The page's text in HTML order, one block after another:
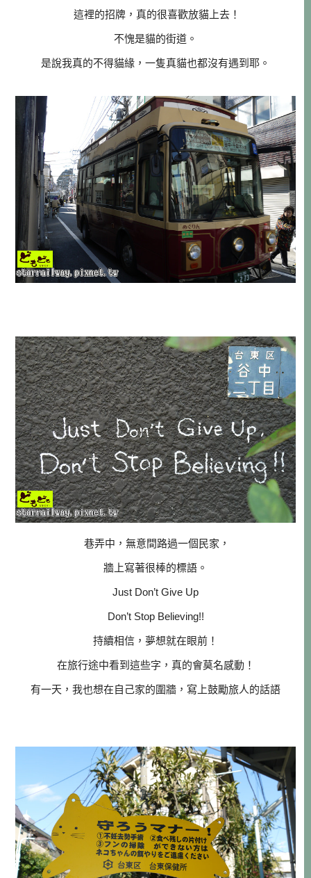
這裡的招牌，真的很喜歡放貓上去！
不愧是貓的街道。
是說我真的不得貓緣，一隻真貓也都沒有遇到耶。
巷弄中，無意間路過一個民家，
牆上寫著很棒的標語。
Just Don’t Give Up
Don’t Stop Believing!!
持續相信，夢想就在眼前！
在旅行途中看到這些字，真的會莫名感動！
有一天，我也想在自己家的圍牆，寫上鼓勵旅人的話語